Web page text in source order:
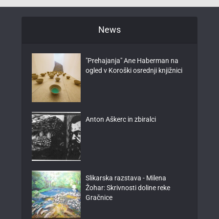
News
"Prehajanja" Ane Haberman na
ogled v Koroški osrednji knjižnici
Anton Aškerc in zbiralci
Slikarska razstava - Milena
Žohar: Skrivnosti doline reke
Gračnice